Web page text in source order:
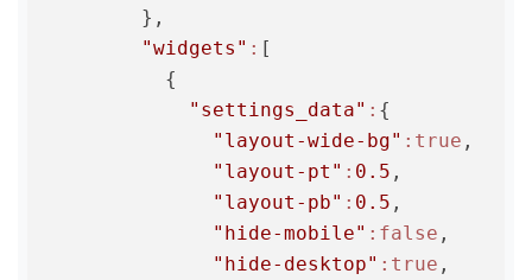
        },
"widgets" : [
          {
"settings_data" : {
"layout-wide-bg" :true ,
"layout-pt" : 0.5 ,
"layout-pb" : 0.5 ,
"hide-mobile" :false ,
"hide-desktop" :true ,